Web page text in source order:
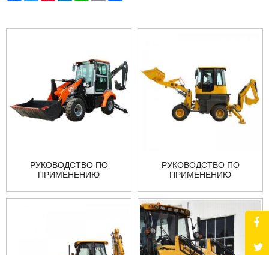
РУКОВОДСТВО ПО
ПРИМЕНЕНИЮ
ЭКСКАВАТО
РУКОВОДСТВО ПО
ПРИМЕНЕНИЮ
ЭКСКАВАТОРА-